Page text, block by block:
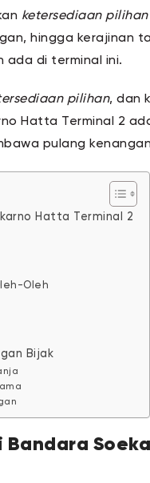
ketersediaan pilihan
hingga kerajinan
ada di terminal ini.
pilihan, dan
Hatta Terminal 2
pulang
Hatta Terminal 2
Oleh
Bijak